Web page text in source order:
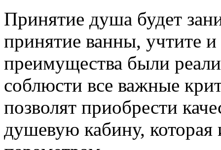
Принятие душа будет
принятие ванны, учтите
преимущества были
соблюсти все важные
позволят приобрести
душевую кабину, которая